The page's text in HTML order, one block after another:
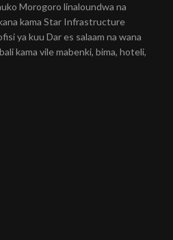
Morogoro linaloundwa na
kama Star Infrastructure
ya kuu Dar es salaam na wana
kama vile mabenki, bima, hoteli,